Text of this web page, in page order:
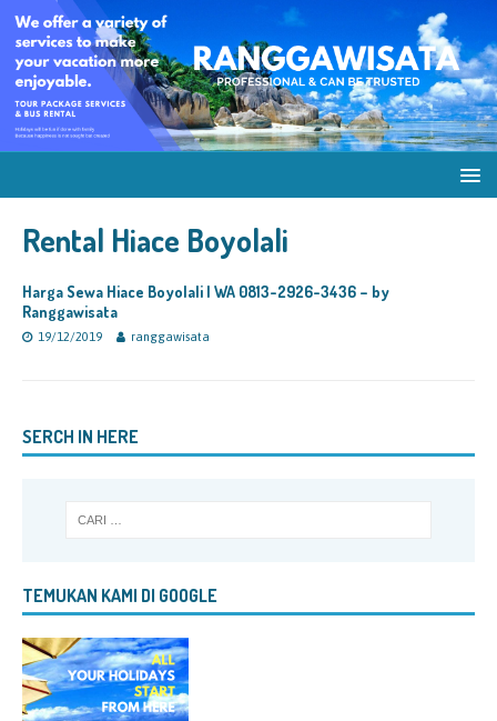
Rental Hiace Boyolali
Harga Sewa Hiace Boyolali | WA 0813-2926-3436 – by
Ranggawisata
19/12/2019 ranggawisata
SERCH IN HERE
TEMUKAN KAMI DI GOOGLE